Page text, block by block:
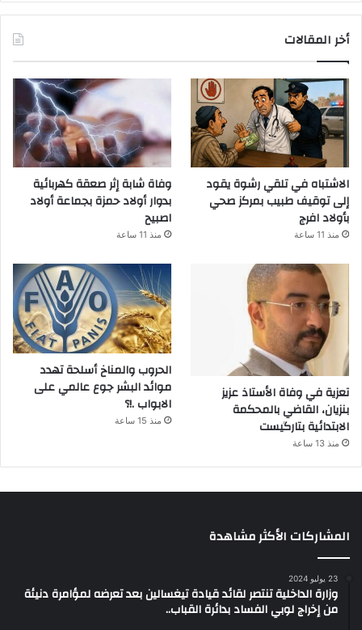
أخر المقالات
الاشتباه في تلقي رشوة يقود
إلى توقيف طبيب بمركز صحي
بأولاد افرج
منذ 11 ساعة
وفاة شابة إثر صعقة كهربائية
بدوار أولاد حمزة بجماعة أولاد
اصبيح
منذ 11 ساعة
تعزية في وفاة الأستاذ عزيز
بنزيان، القاضي بالمحكمة
الابتدائية بتارگيست
منذ 13 ساعة
الحروب والمناخ أسلحة تهدد
موائد البشر جوع عالمي على
الابواب .!؟
منذ 15 ساعة
المشاركات الأكثر مشاهدة
23 يوليو 2024
وزارة الداخلية تنتصر لقائد قيادة تيغسالين بعد تعرضه لمؤامرة دنيئة
من إخراج لوبي الفساد بدائرة القباب..